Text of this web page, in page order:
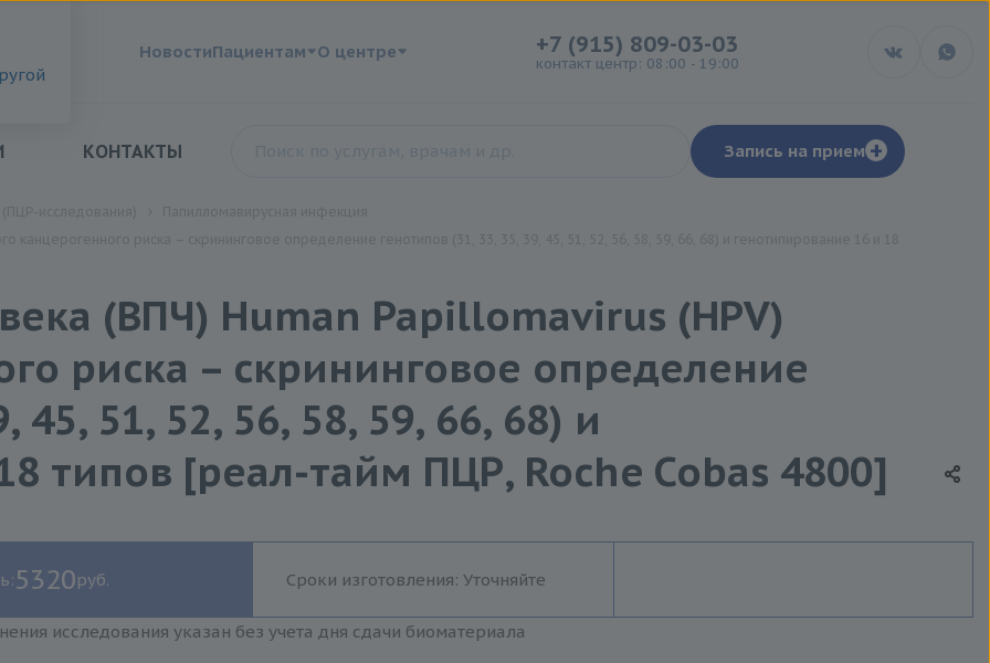
НовостиПациентам О центре +7 (915) 809-03-03
контакт центр: 08:00 - 19:00
КОНТАКТЫ Запись на прием +
(ВПЧ) Human Papillomavirus (HPV)
риска – скрининговое определение
45, 51, 52, 56, 58, 59, 66, 68) и
типов [реал-тайм ПЦР, Roche Cobas 4800]
5320руб. Сроки изготовления: Уточняйте
исследования указан без учета дня сдачи биоматериала